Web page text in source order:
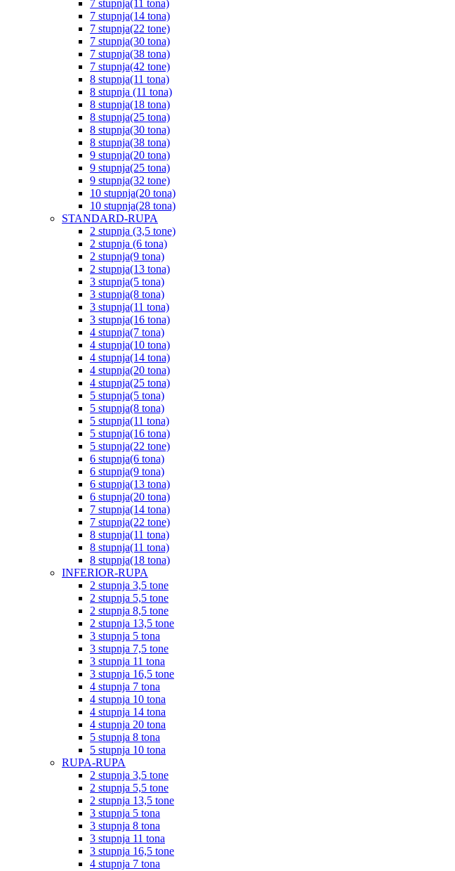
7 stupnja(11 tona)
7 stupnja(14 tona)
7 stupnja(22 tone)
7 stupnja(30 tona)
7 stupnja(38 tona)
7 stupnja(42 tone)
8 stupnja(11 tona)
8 stupnja (11 tona)
8 stupnja(18 tona)
8 stupnja(25 tona)
8 stupnja(30 tona)
8 stupnja(38 tona)
9 stupnja(20 tona)
9 stupnja(25 tona)
9 stupnja(32 tone)
10 stupnja(20 tona)
10 stupnja(28 tona)
STANDARD-RUPA
2 stupnja (3,5 tone)
2 stupnja (6 tona)
2 stupnja(9 tona)
2 stupnja(13 tona)
3 stupnja(5 tona)
3 stupnja(8 tona)
3 stupnja(11 tona)
3 stupnja(16 tona)
4 stupnja(7 tona)
4 stupnja(10 tona)
4 stupnja(14 tona)
4 stupnja(20 tona)
4 stupnja(25 tona)
5 stupnja(5 tona)
5 stupnja(8 tona)
5 stupnja(11 tona)
5 stupnja(16 tona)
5 stupnja(22 tone)
6 stupnja(6 tona)
6 stupnja(9 tona)
6 stupnja(13 tona)
6 stupnja(20 tona)
7 stupnja(14 tona)
7 stupnja(22 tone)
8 stupnja(11 tona)
8 stupnja(11 tona)
8 stupnja(18 tona)
INFERIOR-RUPA
2 stupnja 3,5 tone
2 stupnja 5,5 tone
2 stupnja 8,5 tone
2 stupnja 13,5 tone
3 stupnja 5 tona
3 stupnja 7,5 tone
3 stupnja 11 tona
3 stupnja 16,5 tone
4 stupnja 7 tona
4 stupnja 10 tona
4 stupnja 14 tona
4 stupnja 20 tona
5 stupnja 8 tona
5 stupnja 10 tona
RUPA-RUPA
2 stupnja 3,5 tone
2 stupnja 5,5 tone
2 stupnja 13,5 tone
3 stupnja 5 tona
3 stupnja 8 tona
3 stupnja 11 tona
3 stupnja 16,5 tone
4 stupnja 7 tona